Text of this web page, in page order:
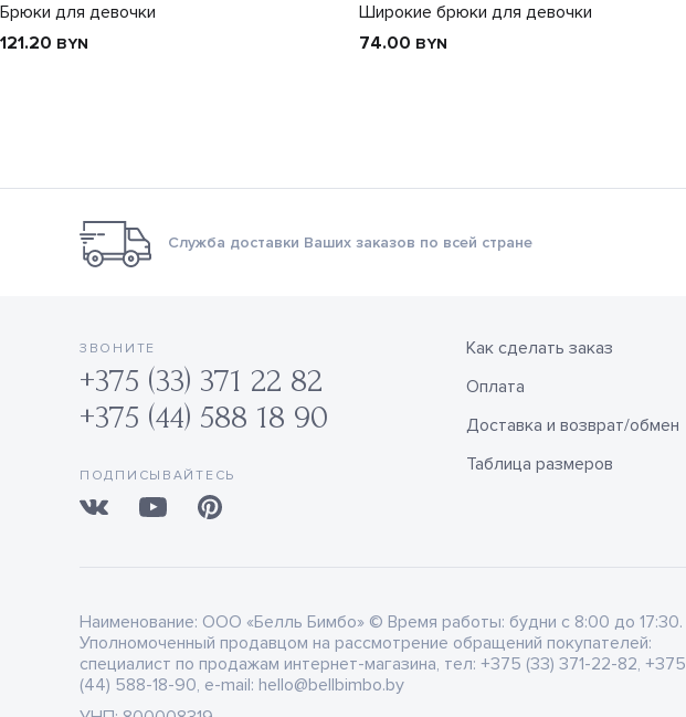
Брюки для девочки
121.20 BYN
Широкие брюки для девочки
74.00 BYN
Служба доставки Ваших заказов по всей стране
ЗВОНИТЕ
+375 (33) 371 22 82
+375 (44) 588 18 90
ПОДПИСЫВАЙТЕСЬ
Как сделать заказ
Оплата
Доставка и возврат/обмен
Таблица размеров
Наименование: ООО «Белль Бимбо» © Время работы: будни с 8:00 до 17:30.
Уполномоченный продавцом на рассмотрение обращений покупателей:
специалист по продажам интернет-магазина, тел: +375 (33) 371-22-82, +375
(44) 588-18-90, e-mail: hello@bellbimbo.by